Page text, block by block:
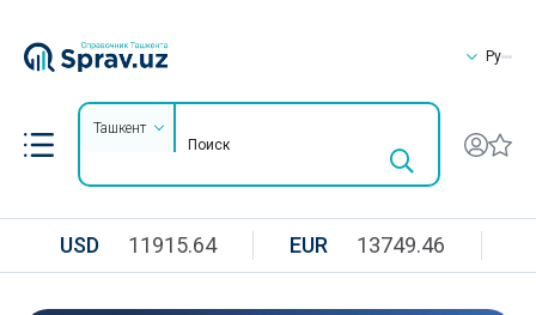
Ру
Ташкент
USD 11915.64 EUR 13749.46